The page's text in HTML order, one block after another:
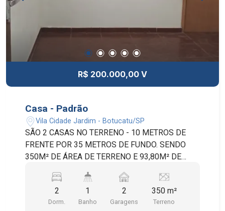
R$ 200.000,00 V
Casa - Padrão
Vila Cidade Jardim - Botucatu/SP
SÃO 2 CASAS NO TERRENO - 10 METROS DE
FRENTE POR 35 METROS DE FUNDO. SENDO
350M² DE ÁREA DE TERRENO E 93,80M² DE
SALA DE ESTAR, SALA DE JANTAR, COZINHA,
LAVANDERIA, QUINTAL E 2 VAGAS DE GARAGEM
COBERTA.
2
Dorm.
1
Banho
2
Garagens
350 m²
Terreno